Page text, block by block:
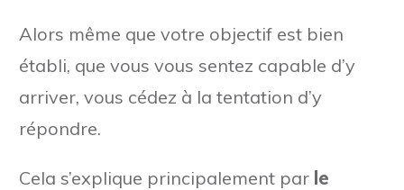
Alors même que votre objectif est bien
établi, que vous vous sentez capable d’y
arriver, vous cédez à la tentation d’y
répondre.
Cela s’explique principalement par le